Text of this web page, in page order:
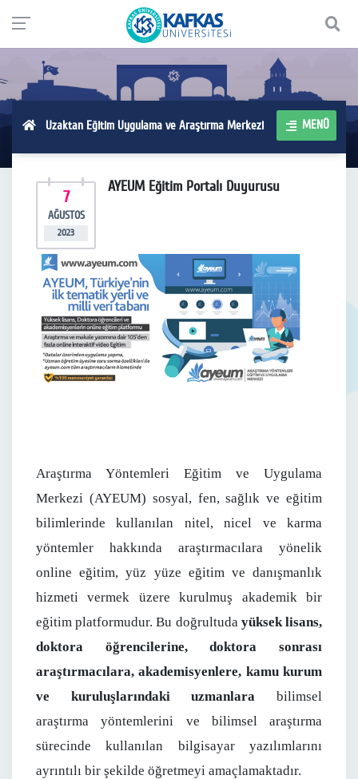
Uzaktan Eğitim Uygulama ve Araştırma Merkezi MENÜ
7
AĞUSTOS
2023
AYEUM Eğitim Portalı Duyurusu
Araştırma Yöntemleri Eğitim ve Uygulama
Merkezi (AYEUM) sosyal, fen, sağlık ve eğitim
bilimlerinde kullanılan nitel, nicel ve karma
yöntemler hakkında araştırmacılara yönelik
online eğitim, yüz yüze eğitim ve danışmanlık
hizmeti vermek üzere kurulmuş akademik bir
eğitim platformudur. Bu doğrultuda yüksek lisans,
doktora öğrencilerine, doktora sonrası
araştırmacılara, akademisyenlere, kamu kurum
ve kuruluşlarındaki uzmanlara
bilimsel
araştırma yöntemlerini ve bilimsel araştırma
sürecinde kullanılan bilgisayar yazılımlarını
ayrıntılı bir şekilde öğretmeyi amaçlamaktadır.